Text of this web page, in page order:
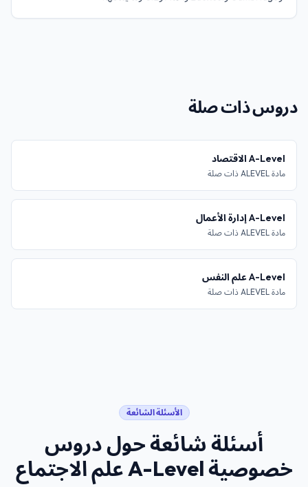
دروس ذات صلة
A-Level الاقتصاد
مادة ALEVEL ذات صلة
A-Level إدارة الأعمال
مادة ALEVEL ذات صلة
A-Level علم النفس
مادة ALEVEL ذات صلة
الأسئلة الشائعة
أسئلة شائعة حولدروس
خصوصية A-Level علم الاجتماع